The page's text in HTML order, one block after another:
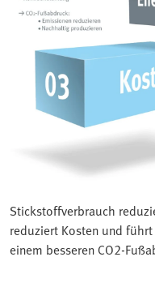
Stickstoffverbrauch
reduziert Kosten und
einem besseren CO2-